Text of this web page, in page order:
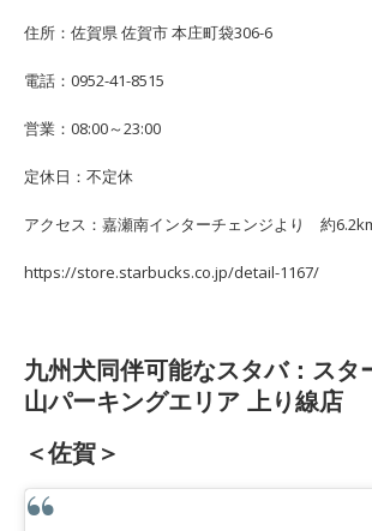
住所：佐賀県 佐賀市 本庄町袋306-6
電話：0952-41-8515
営業：08:00～23:00
定休日：不定休
アクセス：嘉瀬南インターチェンジより 約
https://store.starbucks.co.jp/detail-1167/
九州犬同伴可能なスタバ：スタ
山パーキングエリア 上り線店
＜佐賀＞